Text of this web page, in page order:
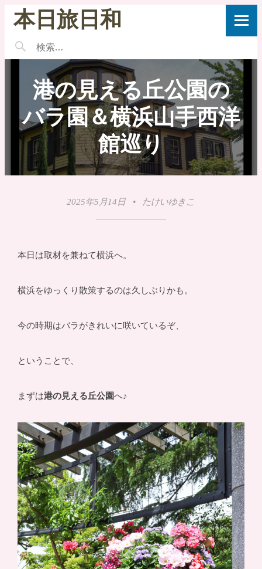
本日旅日和
港の見える丘公園の
バラ園＆横浜山手西洋
館巡り
2025年5月14日 • たけいゆきこ
本日は取材を兼ねて横浜へ。
横浜をゆっくり散策するのは久しぶりかも。
今の時期はバラがきれいに咲いているぞ、
ということで、
まずは港の見える丘公園へ♪